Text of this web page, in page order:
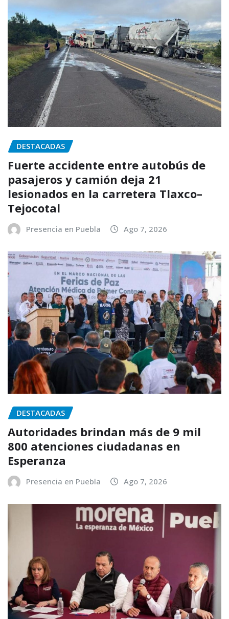
DESTACADAS
Fuerte accidente entre autobús de
pasajeros y camión deja 21
lesionados en la carretera Tlaxco–
Tejocotal
Presencia en Puebla Ago 7, 2026
DESTACADAS
Autoridades brindan más de 9 mil
800 atenciones ciudadanas en
Esperanza
Presencia en Puebla Ago 7, 2026